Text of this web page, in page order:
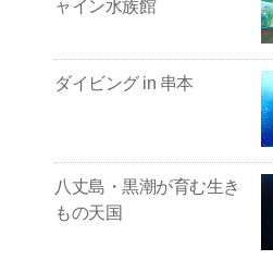
ャイン水族館
ダイビング in 串本
八丈島・黒潮が育む生き
もの天国